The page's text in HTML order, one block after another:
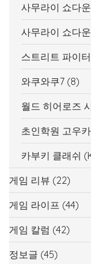
사무라이 쇼다
사무라이 쇼다
스트리트 파이
와쿠와쿠7 (8)
월드 히어로즈
초인학원 고우
카부키 클래쉬
게임 리뷰 (22)
게임 라이프 (44)
게임 칼럼 (42)
정보글 (45)